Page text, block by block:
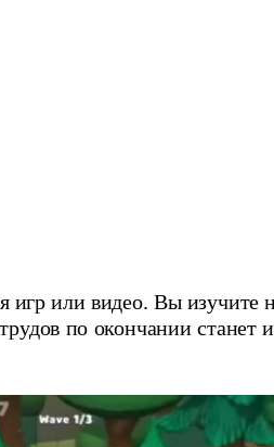
или видео. Вы изучите
по окончании станет